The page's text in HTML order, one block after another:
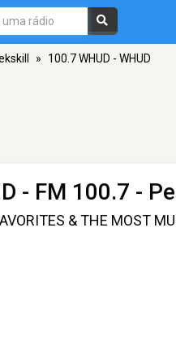
» 100.7 WHUD - WHUD
- FM 100.7 -
& THE MOST